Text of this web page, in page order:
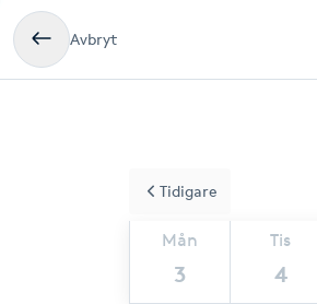
Avbryt
Mån
3
Tis
4
Tidigare